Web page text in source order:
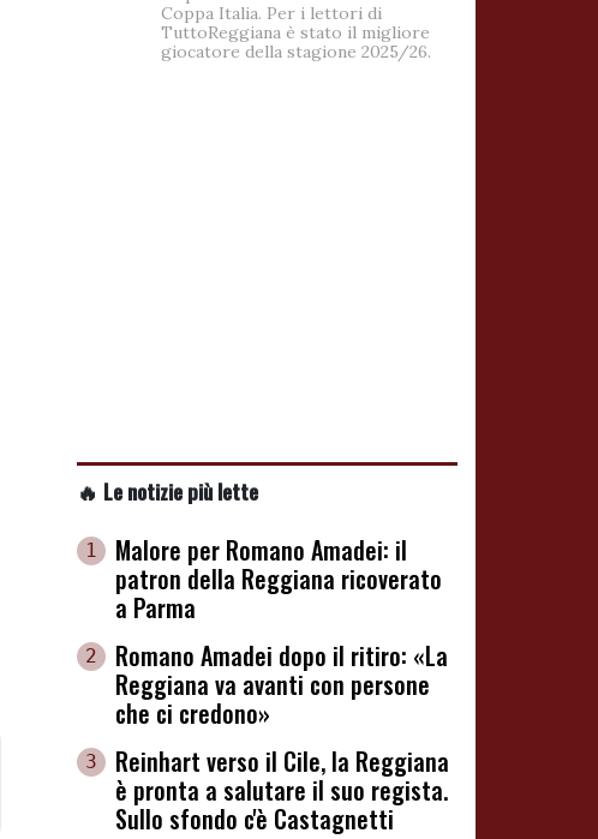
Coppa Italia. Per i lettori di
TuttoReggiana è stato il migliore
giocatore della stagione 2025/26.
🔥 Le notizie più lette
1
Malore per Romano Amadei: il
patron della Reggiana ricoverato
a Parma
2
Romano Amadei dopo il ritiro: «La
Reggiana va avanti con persone
che ci credono»
3
Reinhart verso il Cile, la Reggiana
è pronta a salutare il suo regista.
Sullo sfondo c'è Castagnetti